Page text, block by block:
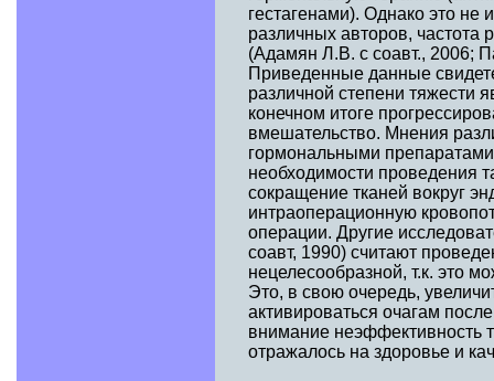
гестагенами). Однако это
различных авторов, частота
(Адамян Л.В. с соавт., 2006;
Приведенные данные
различной степени тяжести
конечном итоге
вмешательство. Мнения
гормональными
необходимости проведения
сокращение тканей вокруг
интраоперационную
операции. Другие
соавт, 1990) считают
нецелесообразной, т.к. это
Это, в свою очередь,
активироваться очагам
внимание неэффективность
отражалось на здоровье и